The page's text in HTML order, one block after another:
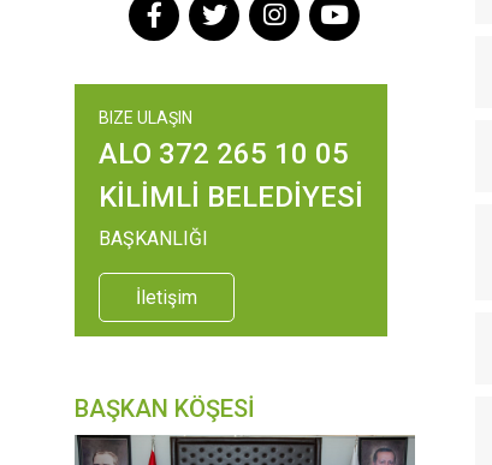
BIZE ULAŞIN
ALO 372 265 10 05
KİLİMLİ BELEDİYESİ
BAŞKANLIĞI
İletişim
BAŞKAN KÖŞESİ